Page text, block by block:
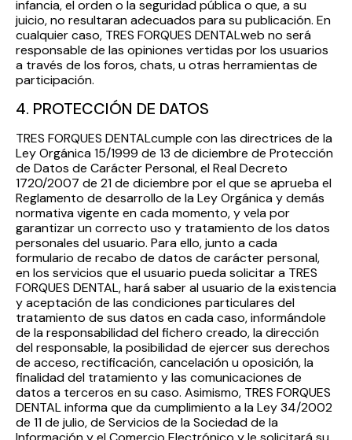
infancia, el orden o la seguridad pública o que, a su
juicio, no resultaran adecuados para su publicación. En
cualquier caso, TRES FORQUES DENTALweb no será
responsable de las opiniones vertidas por los usuarios
a través de los foros, chats, u otras herramientas de
participación.
4. PROTECCIÓN DE DATOS
TRES FORQUES DENTALcumple con las directrices de la
Ley Orgánica 15/1999 de 13 de diciembre de Protección
de Datos de Carácter Personal, el Real Decreto
1720/2007 de 21 de diciembre por el que se aprueba el
Reglamento de desarrollo de la Ley Orgánica y demás
normativa vigente en cada momento, y vela por
garantizar un correcto uso y tratamiento de los datos
personales del usuario. Para ello, junto a cada
formulario de recabo de datos de carácter personal,
en los servicios que el usuario pueda solicitar a TRES
FORQUES DENTAL, hará saber al usuario de la existencia
y aceptación de las condiciones particulares del
tratamiento de sus datos en cada caso, informándole
de la responsabilidad del fichero creado, la dirección
del responsable, la posibilidad de ejercer sus derechos
de acceso, rectificación, cancelación u oposición, la
finalidad del tratamiento y las comunicaciones de
datos a terceros en su caso. Asimismo, TRES FORQUES
DENTAL informa que da cumplimiento a la Ley 34/2002
de 11 de julio, de Servicios de la Sociedad de la